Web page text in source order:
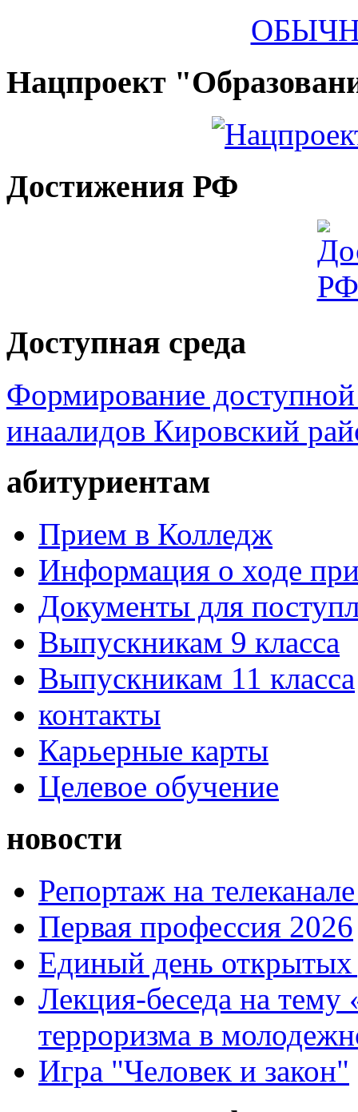
Нацпроект
Достижения РФ
Доступная среда
Формирование доступной
инаалидов Кировский
абитуриентам
Прием в Колледж
Информация о ходе
Документы для
Выпускникам 9 класса
Выпускникам 11 класса
контакты
Карьерные карты
Целевое обучение
новости
Репортаж на
Первая профессия 2026
Единый день открытых
Лекция-беседа на тему
терроризма в
Игра "Человек и закон"